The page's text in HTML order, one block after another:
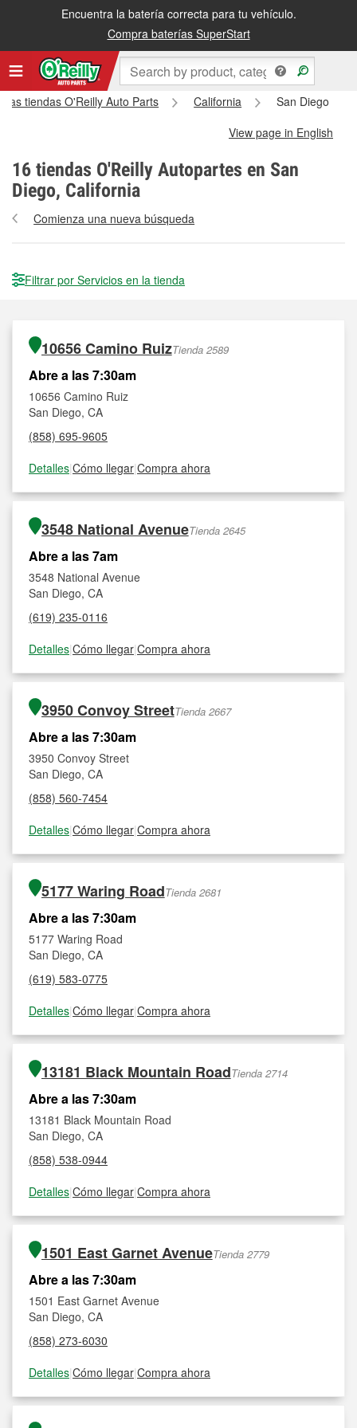
Encuentra la batería correcta para tu vehículo.
Compra baterías SuperStart
las tiendas O'Reilly Auto Parts California
San Diego
View page in English
16 tiendas O'Reilly Autopartes en San
Diego, California
Comienza una nueva búsqueda
Filtrar por Servicios en la tienda
10656 Camino RuizTienda 2589
Abre a las 7:30am
10656 Camino Ruiz
San Diego, CA
(858) 695-9605
Detalles|Cómo llegar|Compra ahora
3548 National AvenueTienda 2645
Abre a las 7am
3548 National Avenue
San Diego, CA
(619) 235-0116
Detalles|Cómo llegar|Compra ahora
3950 Convoy StreetTienda 2667
Abre a las 7:30am
3950 Convoy Street
San Diego, CA
(858) 560-7454
Detalles|Cómo llegar|Compra ahora
5177 Waring RoadTienda 2681
Abre a las 7:30am
5177 Waring Road
San Diego, CA
(619) 583-0775
Detalles|Cómo llegar|Compra ahora
13181 Black Mountain RoadTienda 2714
Abre a las 7:30am
13181 Black Mountain Road
San Diego, CA
(858) 538-0944
Detalles|Cómo llegar|Compra ahora
1501 East Garnet AvenueTienda 2779
Abre a las 7:30am
1501 East Garnet Avenue
San Diego, CA
(858) 273-6030
Detalles|Cómo llegar|Compra ahora